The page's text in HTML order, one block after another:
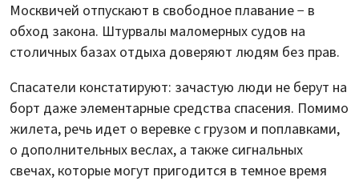
Москвичей отпускают в свободное плавание − в
обход закона. Штурвалы маломерных судов на
столичных базах отдыха доверяют людям без прав.
Спасатели констатируют: зачастую люди не берут на
борт даже элементарные средства спасения. Помимо
жилета, речь идет о веревке с грузом и поплавками,
о дополнительных веслах, а также сигнальных
свечах, которые могут пригодится в темное время